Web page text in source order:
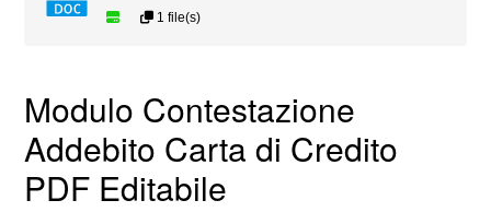
1 file(s)
Modulo Contestazione
Addebito Carta di Credito
PDF Editabile